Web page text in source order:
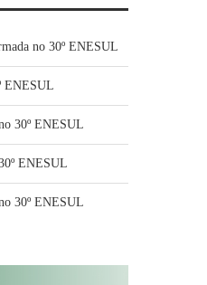
no 30º ENESUL
ENESUL
30º ENESUL
ENESUL
30º ENESUL